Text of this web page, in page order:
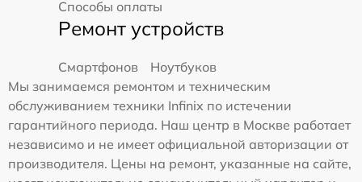
Способы оплаты
Ремонт устройств
Смартфонов
Ноутбуков
Мы занимаемся ремонтом и техническим
обслуживанием техники Infinix по истечении
гарантийного периода. Наш центр в Москве работает
независимо и не имеет официальной авторизации от
производителя. Цены на ремонт, указанные на сайте,